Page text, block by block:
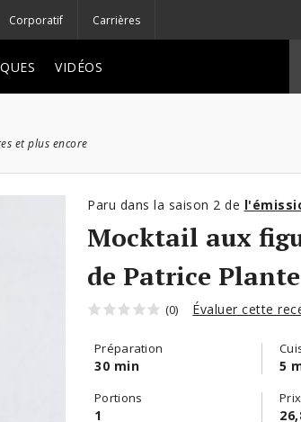
Corporatif Carrières
VIDÉOS
et plus encore
Paru dans la saison 2 de
Mocktail aux
de Patrice Plante
(0) Évaluer cette
Préparation
30 min 5
Portions
1